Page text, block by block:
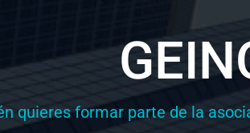
quieres formar parte de la